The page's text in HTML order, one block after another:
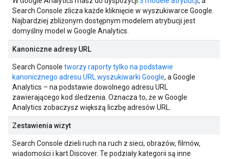
Search Console zlicza każde kliknięcie w wyszukiwarce Google.
Najbardziej zbliżonym dostępnym modelem atrybucji jest
domyślny model w Google Analytics.
Kanoniczne adresy URL
Search Console tworzy raporty tylko na podstawie
kanonicznego adresu URL wyszukiwarki Google, a Google
Analytics – na podstawie dowolnego adresu URL
zawierającego kod śledzenia. Oznacza to, że w Google
Analytics zobaczysz większą liczbę adresów URL.
Zestawienia wizyt
Search Console dzieli ruch na ruch z sieci, obrazów, filmów,
wiadomości i kart Discover. Te podziały kategorii są inne